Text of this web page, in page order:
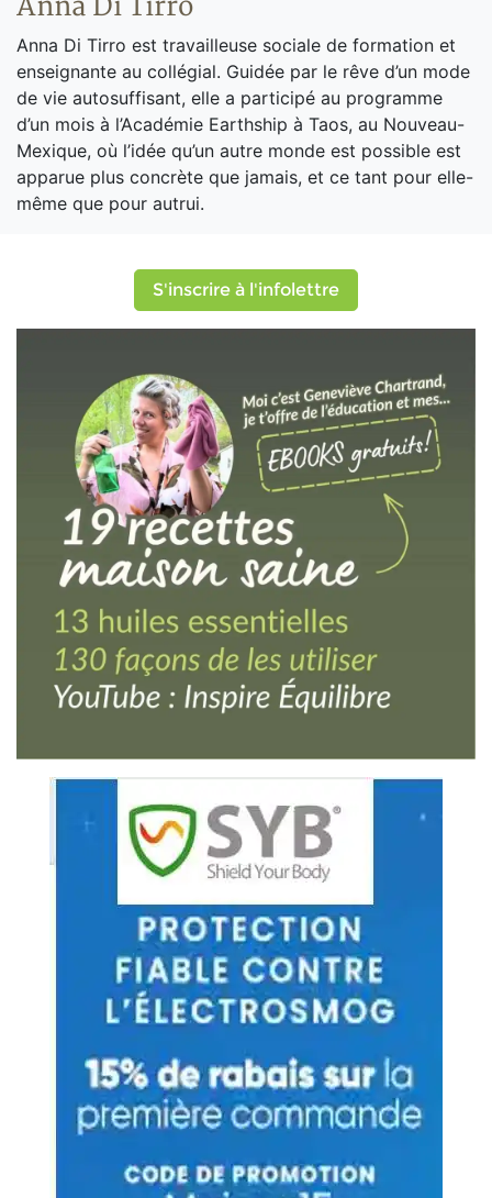
Anna Di Tirro
Anna Di Tirro est travailleuse sociale de formation et
enseignante au collégial. Guidée par le rêve d’un mode
de vie autosuffisant, elle a participé au programme
d’un mois à l’Académie Earthship à Taos, au Nouveau-
Mexique, où l’idée qu’un autre monde est possible est
apparue plus concrète que jamais, et ce tant pour elle-
même que pour autrui.
S'inscrire à l'infolettre